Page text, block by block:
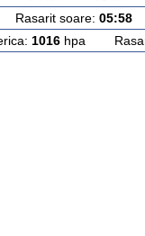
soare: 05:58
1016hpa